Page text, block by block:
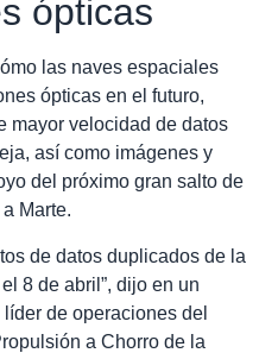
ópticas
las naves espaciales
ópticas en el futuro,
mayor velocidad de datos
así como imágenes y
del próximo gran salto de
Marte.
de datos duplicados de la
8 de abril”, dijo en un
de operaciones del
a Chorro de la